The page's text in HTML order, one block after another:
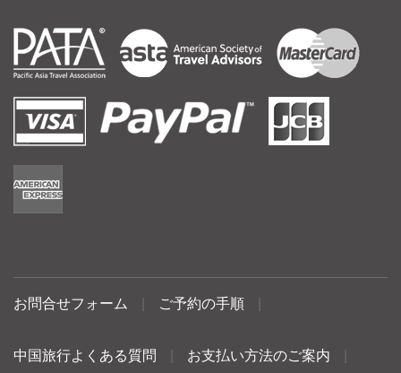
お問合せフォーム ご予約の手順
中国旅行よくある質問 お支払い方法のご案内